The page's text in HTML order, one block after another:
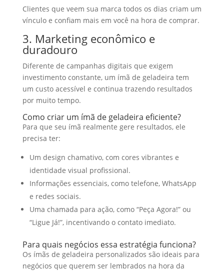
Clientes que veem sua marca todos os dias criam um
vínculo e confiam mais em você na hora de comprar.
3. Marketing econômico e
duradouro
Diferente de campanhas digitais que exigem
investimento constante, um ímã de geladeira tem
um custo acessível e continua trazendo resultados
por muito tempo.
Como criar um ímã de geladeira eficiente?
Para que seu ímã realmente gere resultados, ele
precisa ter:
Um design chamativo, com cores vibrantes e
identidade visual profissional.
Informações essenciais, como telefone, WhatsApp
e redes sociais.
Uma chamada para ação, como “Peça Agora!” ou
“Ligue Já!”, incentivando o contato imediato.
Para quais negócios essa estratégia funciona?
Os ímãs de geladeira personalizados são ideais para
negócios que querem ser lembrados na hora da